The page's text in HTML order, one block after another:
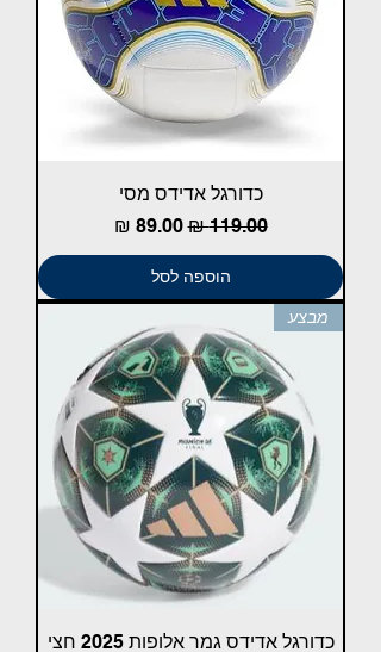
כדורגל אדידס מסי
מחיר רגיל‏119.00 ‏₪ מחיר מבצע‏89.00 ‏₪
הוספה לסל
מבצע
כדורגל אדידס גמר אלופות 2025 חצי